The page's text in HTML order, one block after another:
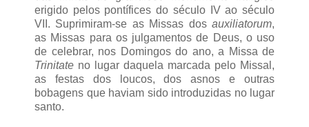
erigido pelos pontífices do século IV ao século
VII. Suprimiram-se as Missas dos auxiliatorum,
as Missas para os julgamentos de Deus, o uso
de celebrar, nos Domingos do ano, a Missa de
Trinitate no lugar daquela marcada pelo Missal,
as festas dos loucos, dos asnos e outras
bobagens que haviam sido introduzidas no lugar
santo.